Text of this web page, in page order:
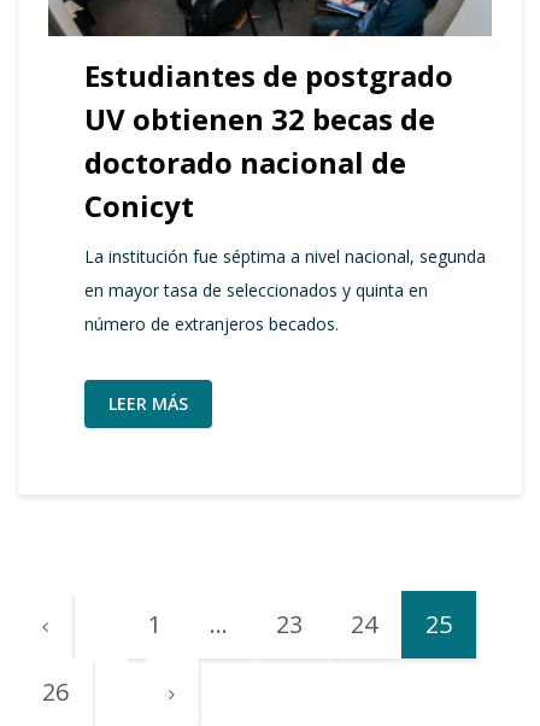
Estudiantes de postgrado
UV obtienen 32 becas de
doctorado nacional de
Conicyt
La institución fue séptima a nivel nacional, segunda
en mayor tasa de seleccionados y quinta en
número de extranjeros becados.
LEER MÁS
1 … 23 24 25
26